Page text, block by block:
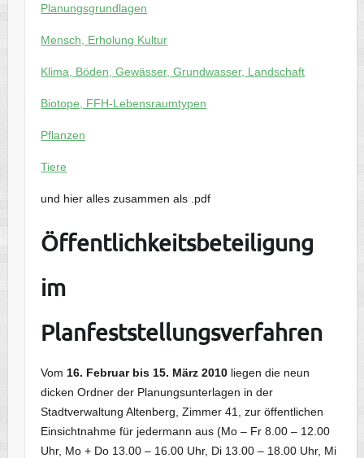
Planungsgrundlagen
Mensch, Erholung Kultur
Klima, Böden, Gewässer, Grundwasser, Landschaft
Biotope, FFH-Lebensraumtypen
Pflanzen
Tiere
und hier alles zusammen als .pdf
Öffentlichkeitsbeteiligung
im
Planfeststellungsverfahren
Vom 16. Februar bis 15. März 2010 liegen die neun
dicken Ordner der Planungsunterlagen in der
Stadtverwaltung Altenberg, Zimmer 41, zur öffentlichen
Einsichtnahme für jedermann aus (Mo – Fr 8.00 – 12.00
Uhr, Mo + Do 13.00 – 16.00 Uhr, Di 13.00 – 18.00 Uhr, Mi